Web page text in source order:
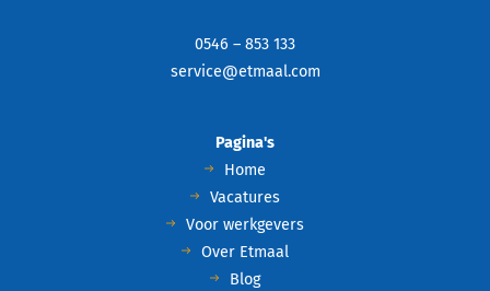
0546 – 853 133
service@etmaal.com
Pagina's
Home
Vacatures
Voor werkgevers
Over Etmaal
Blog